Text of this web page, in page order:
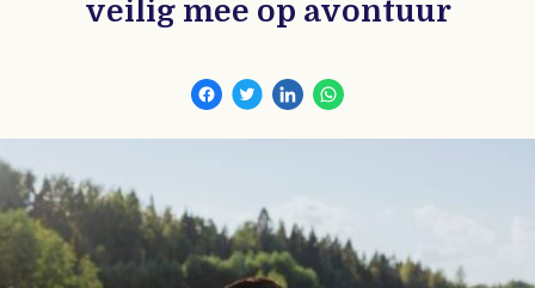
veilig mee op avontuur